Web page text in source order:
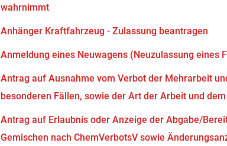
wahrnimmt
Anhänger Kraftfahrzeug - Zulassung beantragen
Anmeldung eines Neuwagens (Neuzulassung eines
Antrag auf Ausnahme vom Verbot der Mehrarbeit
besonderen Fällen, sowie der Art der Arbeit und
Antrag auf Erlaubnis oder Anzeige der Abgabe/
Gemischen nach ChemVerbotsV sowie